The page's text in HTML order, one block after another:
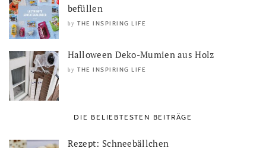
befüllen
by THE INSPIRING LIFE
Halloween Deko-Mumien aus Holz
by THE INSPIRING LIFE
DIE BELIEBTESTEN BEITRÄGE
Rezept: Schneebällchen